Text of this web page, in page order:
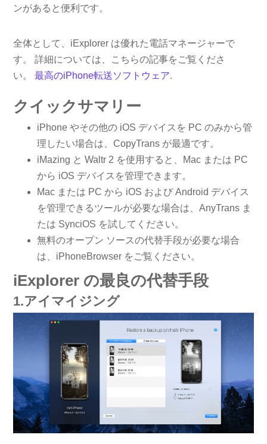
ンがあると便利です。
全体として、iExplorer は優れた電話マネージャーで
す。 詳細については、こちらの記事をご覧くださ
い。最高のiPhone転送ソフトウェア.
クイックサマリー
iPhone やその他の iOS デバイスを PC のみから管
理したい場合は、CopyTrans が最適です。
iMazing と Waltr 2 を使用すると、Mac または PC
から iOS デバイスを管理できます。
Mac または PC から iOS および Android デバイス
を管理できるツールが必要な場合は、AnyTrans ま
たは SynciOS を試してください。
無料のオープン ソースの代替手段が必要な場合
は、iPhoneBrowser をご覧ください。
iExplorer の最良の代替手段
1.アイマイジング